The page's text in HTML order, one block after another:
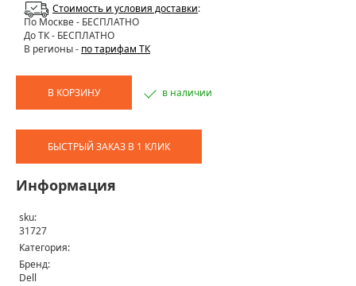
Стоимость и условия доставки:
По Москве- БЕСПЛАТНО
До ТК - БЕСПЛАТНО
В регионы - по тарифам ТК
В КОРЗИНУ в наличии
БЫСТРЫЙ ЗАКАЗ В 1 КЛИК
Информация
sku:
31727
Категория:
Бренд:
Dell